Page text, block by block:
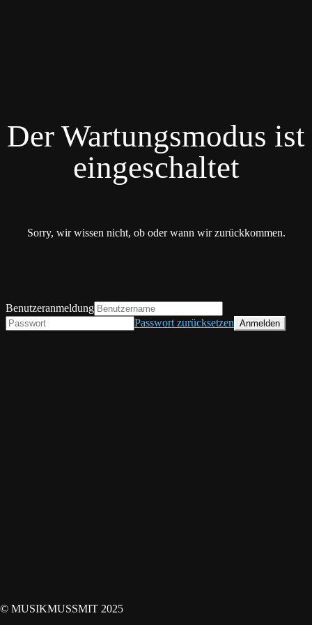
Der Wartungsmodus ist
eingeschaltet
Sorry, wir wissen nicht, ob oder wann wir zurückkommen.
© MUSIKMUSSMIT 2025
Benutzeranmeldung
Passwort zurücksetzen